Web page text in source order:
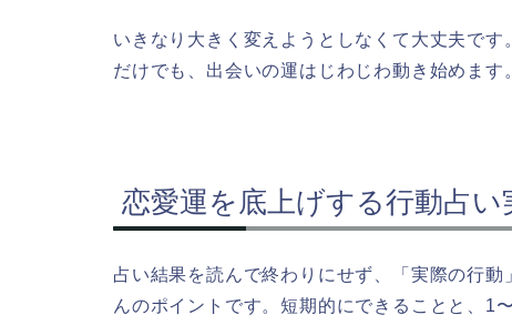
いきなり大きく変えようとしなくて大丈夫で
だけでも、出会いの運はじわじわ動き始めます
恋愛運を底上げする行動占
占い結果を読んで終わりにせず、「実際の行
んのポイントです。短期的にできることと、1